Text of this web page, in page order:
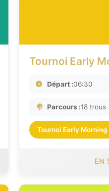
Tournoi Early
Départ :06:30
Parcours :18 trous
Tournoi Early Morning
EN